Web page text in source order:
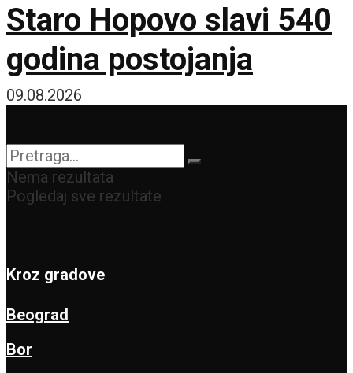
Staro Hopovo slavi 540
godina postojanja
09.08.2026
Nema rezultata
Pogledaj sve rezultate
Kroz gradove
Beograd
Bor